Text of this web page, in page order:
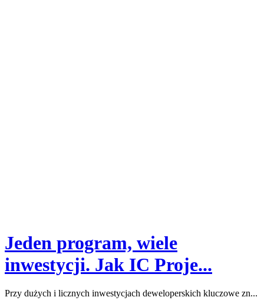
Jeden program, wiele
inwestycji. Jak IC Proje...
Przy dużych i licznych inwestycjach deweloperskich kluczowe zn...